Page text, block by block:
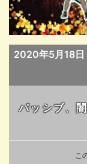
2020年5月18
パッシブ、
こ